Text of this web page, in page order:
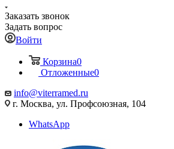
Заказать звонок
Задать вопрос
Войти
Корзина0
Отложенные0
info@viterramed.ru
г. Москва, ул. Профсоюзная, 104
WhatsApp